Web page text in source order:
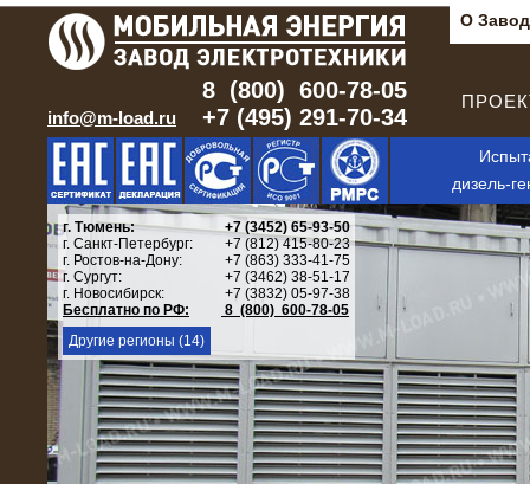
О
info@m-load.ru
8 (800) 600-78-05
+7 (495) 291-70-34
дизель-
г. Тюмень:
+7 (3452) 65-93-50
г. Санкт-Петербург:
+7 (812) 415-80-23
г. Ростов-на-Дону:
+7 (863) 333-41-75
г. Сургут:
+7 (3462) 38-51-17
г. Новосибирск:
+7 (3832) 05-97-38
Бесплатно по РФ:
8 (800) 600-78-05
Другие регионы (14)